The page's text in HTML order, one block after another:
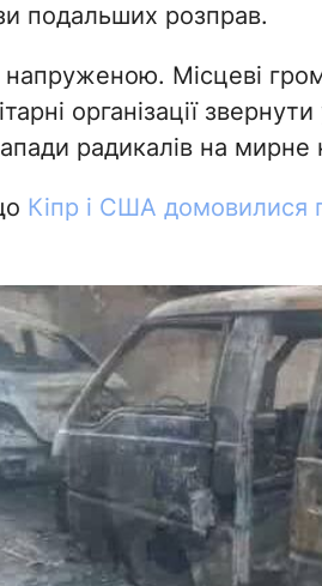
подальших розправ.
Місцеві
організації
радикалів на мирне
Кіпр і США домовилися